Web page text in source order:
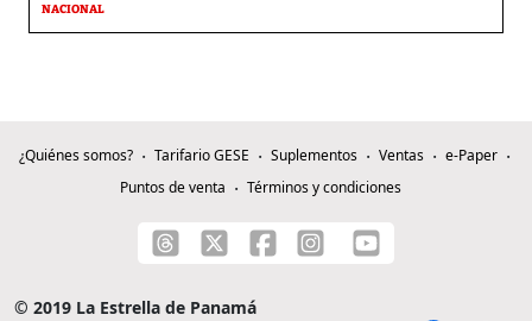
NACIONAL
¿Quiénes somos? Tarifario GESE Suplementos Ventas
e-Paper
Puntos de venta
Términos y condiciones
© 2019 La Estrella de Panamá